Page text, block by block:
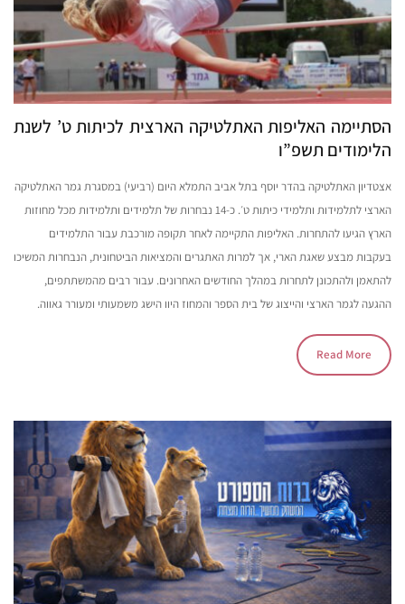
הסתיימה האליפות האתלטיקה הארצית לכיתות ט’ לשנת
הלימודים תשפ”ו
אצטדיון האתלטיקה בהדר יוסף בתל אביב התמלא היום (רביעי) במסגרת גמר האתלטיקה
הארצי לתלמידות ותלמידי כיתות ט׳. כ-14 נבחרות של תלמידים ותלמידות מכל מחוזות
הארץ הגיעו להתחרות. האליפות התקיימה לאחר תקופה מורכבת עבור התלמידים
בעקבות מבצע שאגת הארי, אך למרות האתגרים והמציאות הביטחונית, הנבחרות המשיכו
להתאמן ולהתכונן לתחרות במהלך החודשים האחרונים. עבור רבים מהמשתתפים,
ההגעה לגמר הארצי והייצוג של בית הספר והמחוז היוו הישג משמעותי ומעורר גאווה.
Read More